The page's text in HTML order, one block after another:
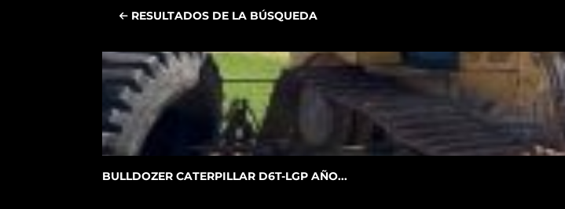
RESULTADOS DE LA BÚSQUEDA
BULLDOZER CATERPILLAR D6T-LGP AÑO...